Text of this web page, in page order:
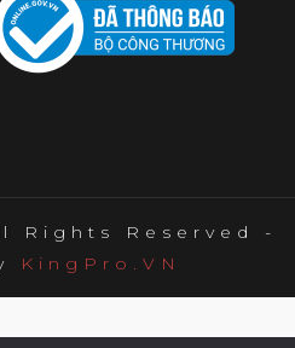
Rights Reserved -
KingPro.VN